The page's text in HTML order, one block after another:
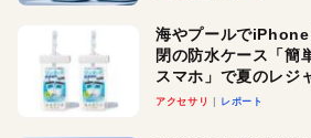
海やプールでiPhone
閉の防水ケース「簡
スマホ」で夏のレジ
アクセサリ レポート